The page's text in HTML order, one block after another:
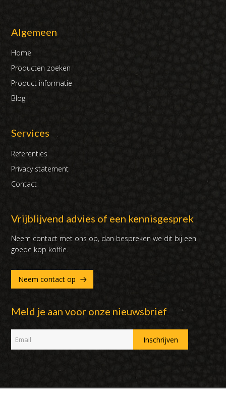
Algemeen
Home
Producten zoeken
Product informatie
Blog
Services
Referenties
Privacy statement
Contact
Vrijblijvend advies of een kennisgesprek
Neem contact met ons op, dan bespreken we dit bij een
goede kop koffie.
Neem contact op
Meld je aan voor onze nieuwsbrief